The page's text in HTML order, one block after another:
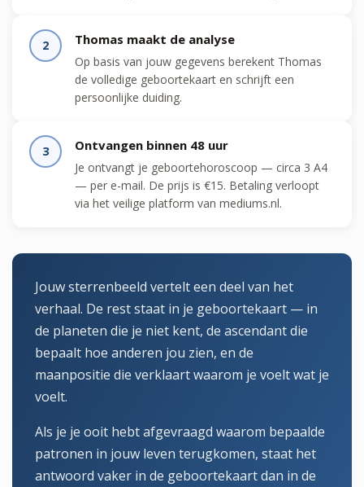
2 Thomas maakt de analyse
Op basis van jouw gegevens berekent Thomas
de volledige geboortekaart en schrijft een
persoonlijke duiding.
3 Ontvangen binnen 48 uur
Je ontvangt je geboortehoroscoop — circa 3 A4
— per e-mail. De prijs is €15. Betaling verloopt
via het veilige platform van mediums.nl.
Jouw sterrenbeeld vertelt een deel van het
verhaal. De rest staat in je geboortekaart — in
de planeten die je niet kent, de ascendant die
bepaalt hoe anderen jou zien, en de
maanpositie die verklaart waarom je voelt wat je
voelt.
Als je je ooit hebt afgevraagd waarom bepaalde
patronen in jouw leven terugkomen, staat het
antwoord vaker in de geboortekaart dan in de